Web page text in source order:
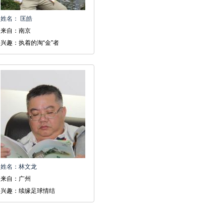
姓名： 匡皓
来自：南京
兴趣：执着的淘“金”者
姓名：林文龙
来自：广州
兴趣：续缘足球情结